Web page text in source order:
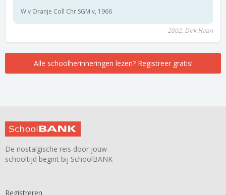
W v Oranje Coll Chr SGM v, 1966
2002, Dirk Haan
Alle schoolherinneringen lezen? Registreer gratis!
De nostalgische reis door jouw
schooltijd begint bij SchoolBANK
Registreren